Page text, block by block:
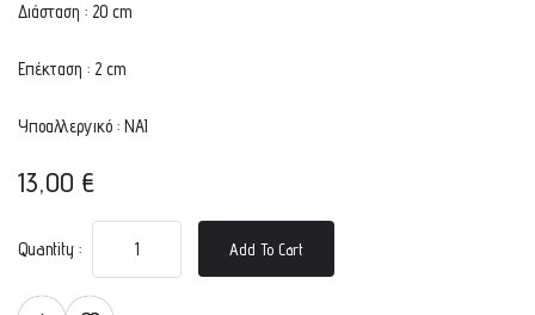
Διάσταση : 20 cm
Επέκταση : 2 cm
Υποαλλεργικό : ΝΑΙ
13,00 €
Quantity : Add To Cart